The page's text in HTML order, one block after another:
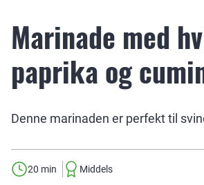
Marinade med
paprika og
Denne marinaden er perfekt til
20 min Middels